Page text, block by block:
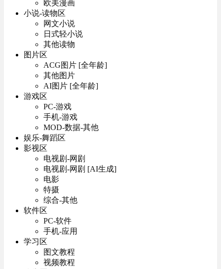
欧美漫画
小说-读物区
网文小说
日式轻小说
其他读物
图片区
ACG图片 [全年龄]
其他图片
AI图片 [全年龄]
游戏区
PC-游戏
手机-游戏
MOD-数据-其他
娱乐-舞蹈区
影视区
电视剧-网剧
电视剧-网剧 [AI生成]
电影
特摄
综合-其他
软件区
PC-软件
手机-应用
学习区
图文教程
视频教程